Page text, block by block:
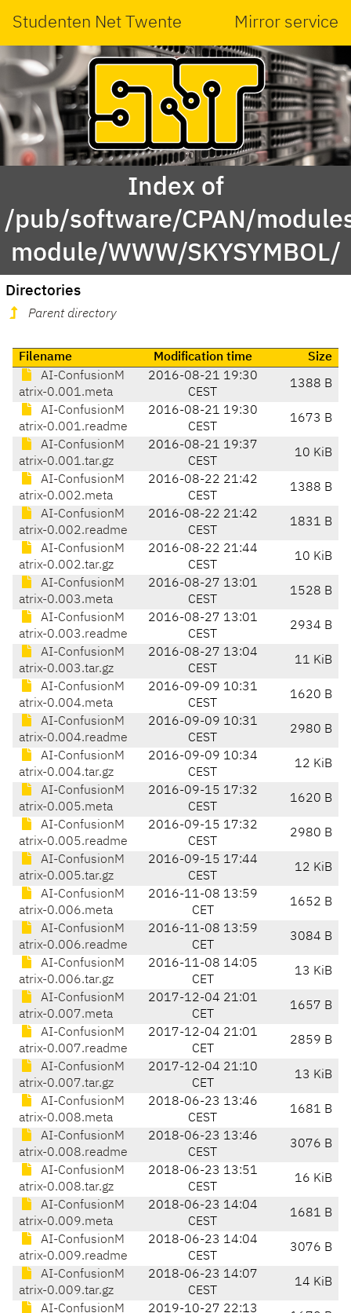
Studenten Net Twente Mirror service
Index of
/pub/software/CPAN/
module/WWW/SKYSYMBOL/
Directories
Parent directory
Filename Modification time
Size
AI-ConfusionM
atrix-0.001.meta
2016-08-21 19:30
CEST
1388 B
AI-ConfusionM
atrix-0.001.readme
2016-08-21 19:30
CEST
1673 B
AI-ConfusionM
atrix-0.001.tar.gz
2016-08-21 19:37
CEST
10 KiB
AI-ConfusionM
atrix-0.002.meta
2016-08-22 21:42
CEST
1388 B
AI-ConfusionM
atrix-0.002.readme
2016-08-22 21:42
CEST
1831 B
AI-ConfusionM
atrix-0.002.tar.gz
2016-08-22 21:44
CEST
10 KiB
AI-ConfusionM
atrix-0.003.meta
2016-08-27 13:01
CEST
1528 B
AI-ConfusionM
atrix-0.003.readme
2016-08-27 13:01
CEST
2934 B
AI-ConfusionM
atrix-0.003.tar.gz
2016-08-27 13:04
CEST
11 KiB
AI-ConfusionM
atrix-0.004.meta
2016-09-09 10:31
CEST
1620 B
AI-ConfusionM
atrix-0.004.readme
2016-09-09 10:31
CEST
2980 B
AI-ConfusionM
atrix-0.004.tar.gz
2016-09-09 10:34
CEST
12 KiB
AI-ConfusionM
atrix-0.005.meta
2016-09-15 17:32
CEST
1620 B
AI-ConfusionM
atrix-0.005.readme
2016-09-15 17:32
CEST
2980 B
AI-ConfusionM
atrix-0.005.tar.gz
2016-09-15 17:44
CEST
12 KiB
AI-ConfusionM
atrix-0.006.meta
2016-11-08 13:59
CET
1652 B
AI-ConfusionM
atrix-0.006.readme
2016-11-08 13:59
CET
3084 B
AI-ConfusionM
atrix-0.006.tar.gz
2016-11-08 14:05
CET
13 KiB
AI-ConfusionM
atrix-0.007.meta
2017-12-04 21:01
CET
1657 B
AI-ConfusionM
atrix-0.007.readme
2017-12-04 21:01
CET
2859 B
AI-ConfusionM
atrix-0.007.tar.gz
2017-12-04 21:10
CET
13 KiB
AI-ConfusionM
atrix-0.008.meta
2018-06-23 13:46
CEST
1681 B
AI-ConfusionM
atrix-0.008.readme
2018-06-23 13:46
CEST
3076 B
AI-ConfusionM
atrix-0.008.tar.gz
2018-06-23 13:51
CEST
16 KiB
AI-ConfusionM
atrix-0.009.meta
2018-06-23 14:04
CEST
1681 B
AI-ConfusionM
atrix-0.009.readme
2018-06-23 14:04
CEST
3076 B
AI-ConfusionM
atrix-0.009.tar.gz
2018-06-23 14:07
CEST
14 KiB
AI-ConfusionM
2019-10-27 22:13